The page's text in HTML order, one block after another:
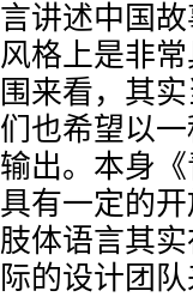
言讲述中国
风格上是非
围来看，其
们也希望以
输出。本身
具有一定的
肢体语言其
际的设计团